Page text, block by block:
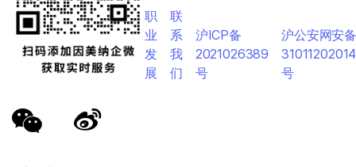
职
业
发
展
联
系
我
们
沪ICP备
2021026389
号
沪公安网安
号